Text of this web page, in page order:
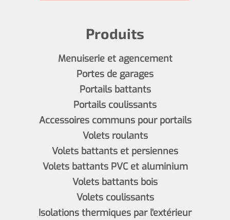
Produits
Menuiserie et agencement
Portes de garages
Portails battants
Portails coulissants
Accessoires communs pour portails
Volets roulants
Volets battants et persiennes
Volets battants PVC et aluminium
Volets battants bois
Volets coulissants
Isolations thermiques par l'extérieur